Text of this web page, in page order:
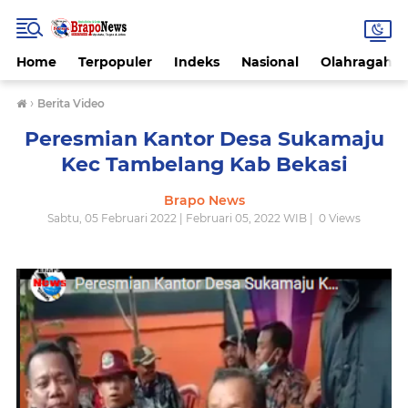
Home Terpopuler Indeks Nasional Olahragah
› Berita Video
Peresmian Kantor Desa Sukamaju
Kec Tambelang Kab Bekasi
Brapo News
Sabtu, 05 Februari 2022 | Februari 05, 2022 WIB | 0 Views